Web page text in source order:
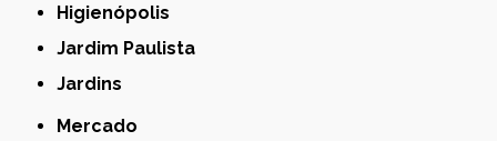
Higienópolis
Jardim Paulista
Jardins
Mercado